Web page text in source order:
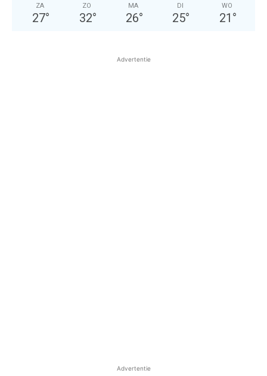
ZA
27°
ZO
32°
MA
26°
DI
25°
WO
21 °
Advertentie
Advertentie